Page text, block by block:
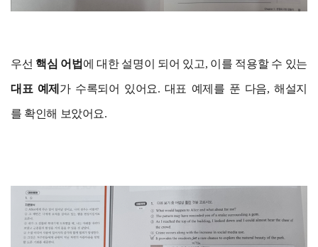
우선 핵심 어법 에 대한 설명이 되어 있고, 이를 적용할 수 있는
대표 예제 가 수록되어 있어요. 대표 예제를 푼 다음, 해설지
를 확인해 보았어요.